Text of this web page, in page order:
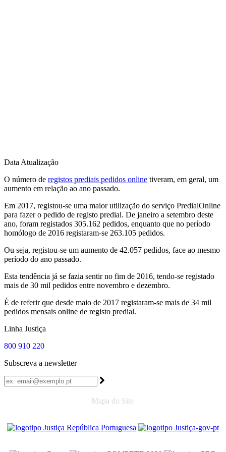
Data Atualização
O número de registos prediais pedidos online tiveram, em geral, um
aumento em relação ao ano passado.
Em 2017, registou-se uma maior utilização do serviço PredialOnline
para fazer o pedido de registo predial. De janeiro a setembro deste
ano, foram registados 305.162 pedidos, enquanto que no período
homólogo de 2016 registaram-se 263.105 pedidos.
Ou seja, registou-se um aumento de 42.057 pedidos, face ao mesmo
período do ano passado.
Esta tendência já se fazia sentir no fim de 2016, tendo-se registado
mais de 30 mil pedidos entre novembro e dezembro.
É de referir que desde maio de 2017 registaram-se mais de 34 mil
pedidos mensais online de registo predial.
Linha Justiça
800 910 220
Subscreva a newsletter
Mapa do Site